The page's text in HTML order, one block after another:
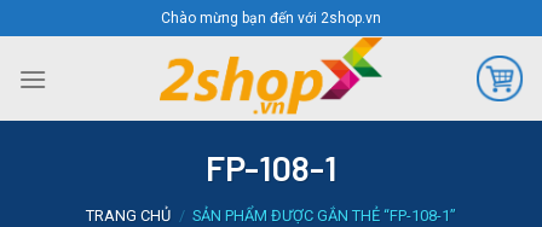
to
content
Chào mừng bạn đến với 2shop.vn
FP-108-1
TRANG CHỦ / SẢN PHẨM ĐƯỢC GẮN THẺ “FP-108-1”